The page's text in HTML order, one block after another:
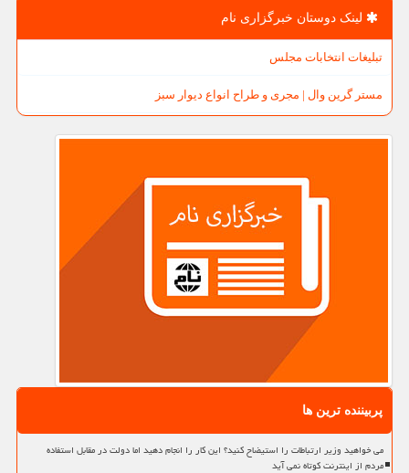
لینک دوستان خبرگزاری نام
تبلیغات انتخابات مجلس
مستر گرین وال | مجری و طراح انواع دیوار سبز
پربیننده ترین ها
می خواهید وزیر ارتباطات را استیضاح کنید؟ این کار را انجام دهید اما دولت در مقابل استفاده
مردم از اینترنت کوتاه نمی آید